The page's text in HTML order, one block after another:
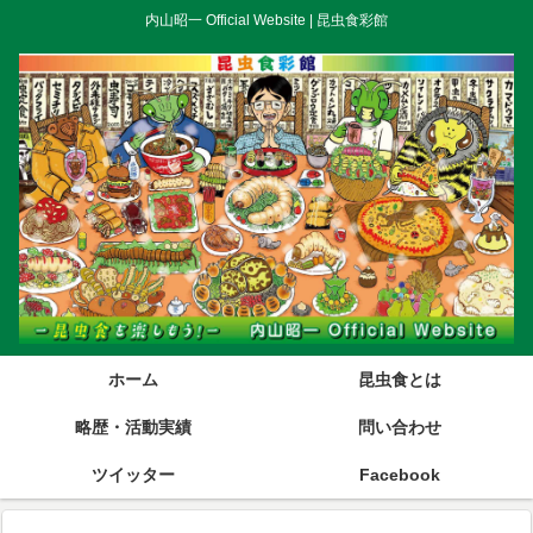
内山昭一 Official Website | 昆虫食彩館
ホーム 昆虫食とは
略歴・活動実績 問い合わせ
ツイッター Facebook